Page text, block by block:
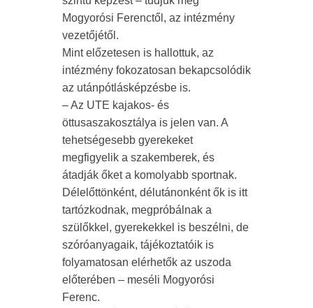
Mogyorósi Ferenctől, az intézmény
vezetőjétől.
Mint előzetesen is hallottuk, az
intézmény fokozatosan bekapcsolódik
az utánpótlásképzésbe is.
– Az UTE kajakos- és
öttusaszakosztálya is jelen van. A
tehetségesebb gyerekeket
megfigyelik a szakemberek, és
átadják őket a komolyabb sportnak.
Délelőttönként, délutánonként ők is itt
tartózkodnak, megpróbálnak a
szülőkkel, gyerekekkel is beszélni, de
szóróanyagaik, tájékoztatóik is
folyamatosan elérhetők az uszoda
előterében – meséli Mogyorósi
Ferenc.